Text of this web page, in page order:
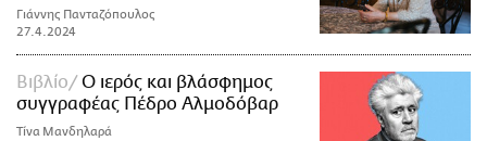
Γιάννης Πανταζόπουλος
27.4.2024
Βιβλίο
Ο ιερός και βλάσφημος
συγγραφέας Πέδρο Αλμοδόβαρ
Τίνα Μανδηλαρά